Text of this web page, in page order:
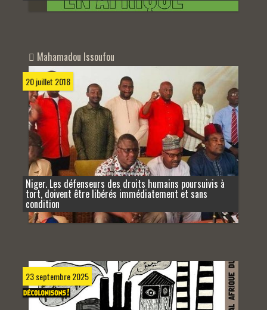
Mahamadou Issou­fou
20 juillet 2018
Niger. Les défenseurs des droits humains poursuivis à
tort, doivent être libérés immédiatement et sans
condition
23 septembre 2025